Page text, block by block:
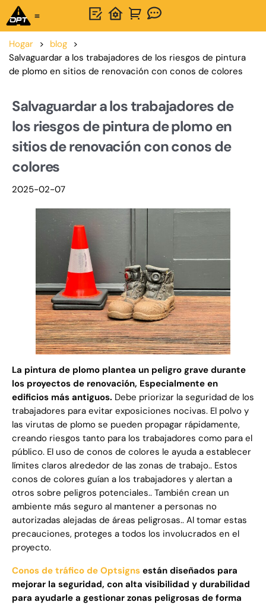
Hogar > blog >
Salvaguardar a los trabajadores de los riesgos de pintura
de plomo en sitios de renovación con conos de colores
Salvaguardar a los trabajadores de
los riesgos de pintura de plomo en
sitios de renovación con conos de
colores
2025-02-07
La pintura de plomo plantea un peligro grave durante
los proyectos de renovación, Especialmente en
edificios más antiguos. Debe priorizar la seguridad de los
trabajadores para evitar exposiciones nocivas. El polvo y
las virutas de plomo se pueden propagar rápidamente,
creando riesgos tanto para los trabajadores como para el
público. El uso de conos de colores le ayuda a establecer
límites claros alrededor de las zonas de trabajo.. Estos
conos de colores guían a los trabajadores y alertan a
otros sobre peligros potenciales.. También crean un
ambiente más seguro al mantener a personas no
autorizadas alejadas de áreas peligrosas.. Al tomar estas
precauciones, proteges a todos los involucrados en el
proyecto.
Conos de tráfico de Optsigns están diseñados para
mejorar la seguridad, con alta visibilidad y durabilidad
para ayudarle a gestionar zonas peligrosas de forma